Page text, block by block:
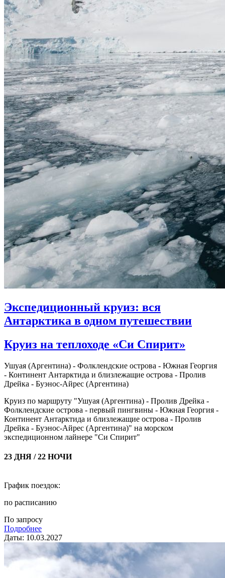
Экспедиционный круиз: вся
Антарктика в одном путешествии
Круиз на теплоходе «Си Спирит»
Ушуая (Аргентина) - Фолклендские острова - Южная Георгия
- Континент Антарктида и близлежащие острова - Пролив
Дрейка - Буэнос-Айрес (Аргентина)
Круиз по маршруту "Ушуая (Аргентина) - Пролив Дрейка -
Фолклендские острова - первый пингвины - Южная Георгия -
Континент Антарктида и близлежащие острова - Пролив
Дрейка - Буэнос-Айрес (Аргентина)" на морском
экспедиционном лайнере "Си Спирит"
23 ДНЯ / 22 НОЧИ
График поездок:
по расписанию
По запросу
Подробнее
Даты: 10.03.2027